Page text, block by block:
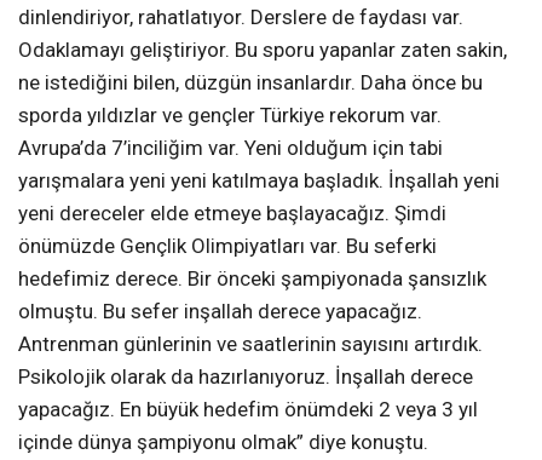
dinlendiriyor, rahatlatıyor. Derslere de faydası var.
Odaklamayı geliştiriyor. Bu sporu yapanlar zaten sakin,
ne istediğini bilen, düzgün insanlardır. Daha önce bu
sporda yıldızlar ve gençler Türkiye rekorum var.
Avrupa’da 7’inciliğim var. Yeni olduğum için tabi
yarışmalara yeni yeni katılmaya başladık. İnşallah yeni
yeni dereceler elde etmeye başlayacağız. Şimdi
önümüzde Gençlik Olimpiyatları var. Bu seferki
hedefimiz derece. Bir önceki şampiyonada şansızlık
olmuştu. Bu sefer inşallah derece yapacağız.
Antrenman günlerinin ve saatlerinin sayısını artırdık.
Psikolojik olarak da hazırlanıyoruz. İnşallah derece
yapacağız. En büyük hedefim önümdeki 2 veya 3 yıl
içinde dünya şampiyonu olmak” diye konuştu.